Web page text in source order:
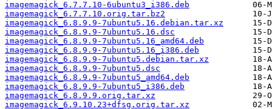
imagemagick_6.7.7.10-6ubuntu3_i386.deb
imagemagick_6.7.7.10.orig.tar.bz2
imagemagick_6.8.9.9-7ubuntu5.16.debian.tar.xz
imagemagick_6.8.9.9-7ubuntu5.16.dsc
imagemagick_6.8.9.9-7ubuntu5.16_amd64.deb
imagemagick_6.8.9.9-7ubuntu5.16_i386.deb
imagemagick_6.8.9.9-7ubuntu5.debian.tar.xz
imagemagick_6.8.9.9-7ubuntu5.dsc
imagemagick_6.8.9.9-7ubuntu5_amd64.deb
imagemagick_6.8.9.9-7ubuntu5_i386.deb
imagemagick_6.8.9.9.orig.tar.xz
imagemagick_6.9.10.23+dfsg.orig.tar.xz